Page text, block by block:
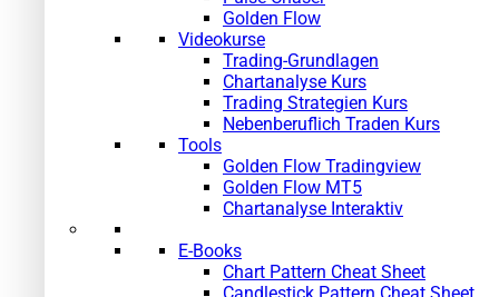
Golden Flow
Videokurse
Trading-Grundlagen
Chartanalyse Kurs
Trading Strategien Kurs
Nebenberuflich Traden Kurs
Tools
Golden Flow Tradingview
Golden Flow MT5
Chartanalyse Interaktiv
E-Books
Chart Pattern Cheat Sheet